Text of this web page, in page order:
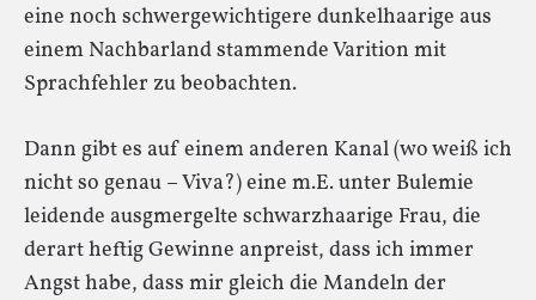
eine noch schwergewichtigere dunkelhaarige aus
einem Nachbarland stammende Varition mit
Sprachfehler zu beobachten.
Dann gibt es auf einem anderen Kanal (wo weiß ich
nicht so genau – Viva?) eine m.E. unter Bulemie
leidende ausgmergelte schwarzhaarige Frau, die
derart heftig Gewinne anpreist, dass ich immer
Angst habe, dass mir gleich die Mandeln der